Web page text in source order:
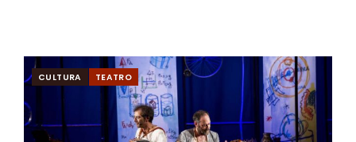
CULTURA TEATRO